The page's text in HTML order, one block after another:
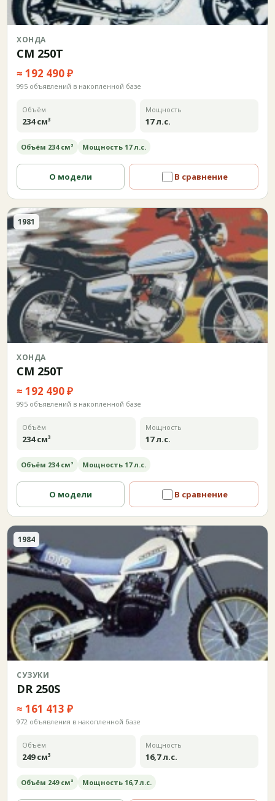
ХОНДА
CM 250T
≈ 192 490 ₽
995 объявлений в накопленной базе
Объём
234 см³
Мощность
17 л.с.
Объём 234 см³ Мощность 17 л.с.
О модели В сравнение
1981
ХОНДА
CM 250T
≈ 192 490 ₽
995 объявлений в накопленной базе
Объём
234 см³
Мощность
17 л.с.
Объём 234 см³ Мощность 17 л.с.
О модели В сравнение
1984
СУЗУКИ
DR 250S
≈ 161 413 ₽
972 объявления в накопленной базе
Объём
249 см³
Мощность
16,7 л.с.
Объём 249 см³ Мощность 16,7 л.с.